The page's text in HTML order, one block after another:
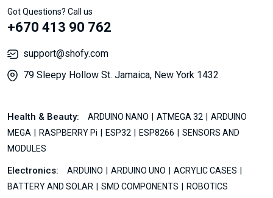
Got Questions? Call us
+670 413 90 762
support@shofy.com
79 Sleepy Hollow St. Jamaica, New York 1432
Health & Beauty: ARDUINO NANO ATMEGA 32
ARDUINO
MEGA
RASPBERRY Pi ESP32 ESP8266
SENSORS AND
MODULES
Electronics: ARDUINO ARDUINO UNO
ACRYLIC CASES
BATTERY AND SOLAR
SMD COMPONENTS ROBOTICS